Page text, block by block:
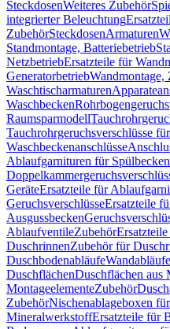
SteckdosenWeiteres Zubehör
integrierter Beleuchtung
ZubehörSteckdosenArmaturen
Standmontage, Batteriebetrieb
NetzbetriebErsatzteile für
Generatorbetrieb
Waschtischarmaturen
Waschbecken
Raumsparmodell
Tauchrohrgeruchsverschlüsse
Waschbeckenanschlüsse
Ablaufgarnituren für Spülbecken
GeräteErsatzteile für
GeruchsverschlüsseErsatzteile
Ausgussbecken
AblaufventileZubehör
DuschrinnenZubehör für
DuschbodenabläufeWandabläufe
DuschflächenDuschflächen aus
MontageelementeZubehör
ZubehörNischenablageboxen
MineralwerkstoffErsatzteile für